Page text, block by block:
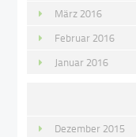
März 2016
Februar 2016
Januar 2016
Dezember 2015